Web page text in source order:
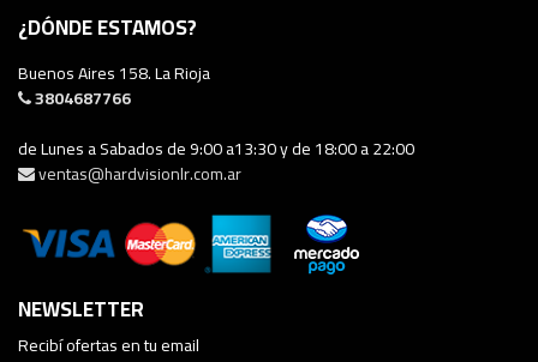
¿DÓNDE ESTAMOS?
Buenos Aires 158. La Rioja
3804687766
de Lunes a Sabados de 9:00 a13:30 y de 18:00 a 22:00
ventas@hardvisionlr.com.ar
NEWSLETTER
Recibí ofertas en tu email